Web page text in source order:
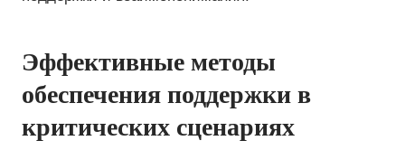
Эффективные методы
обеспечения поддержки в
критических сценариях